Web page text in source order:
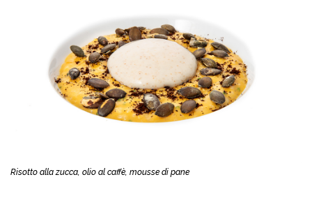
Risotto alla zucca, olio al caffè, mousse di pane